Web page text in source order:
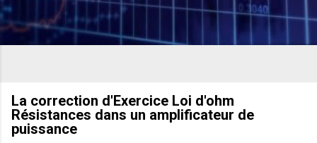
La correction d'Exercice Loi d'ohm
Résistances dans un amplificateur de
puissance